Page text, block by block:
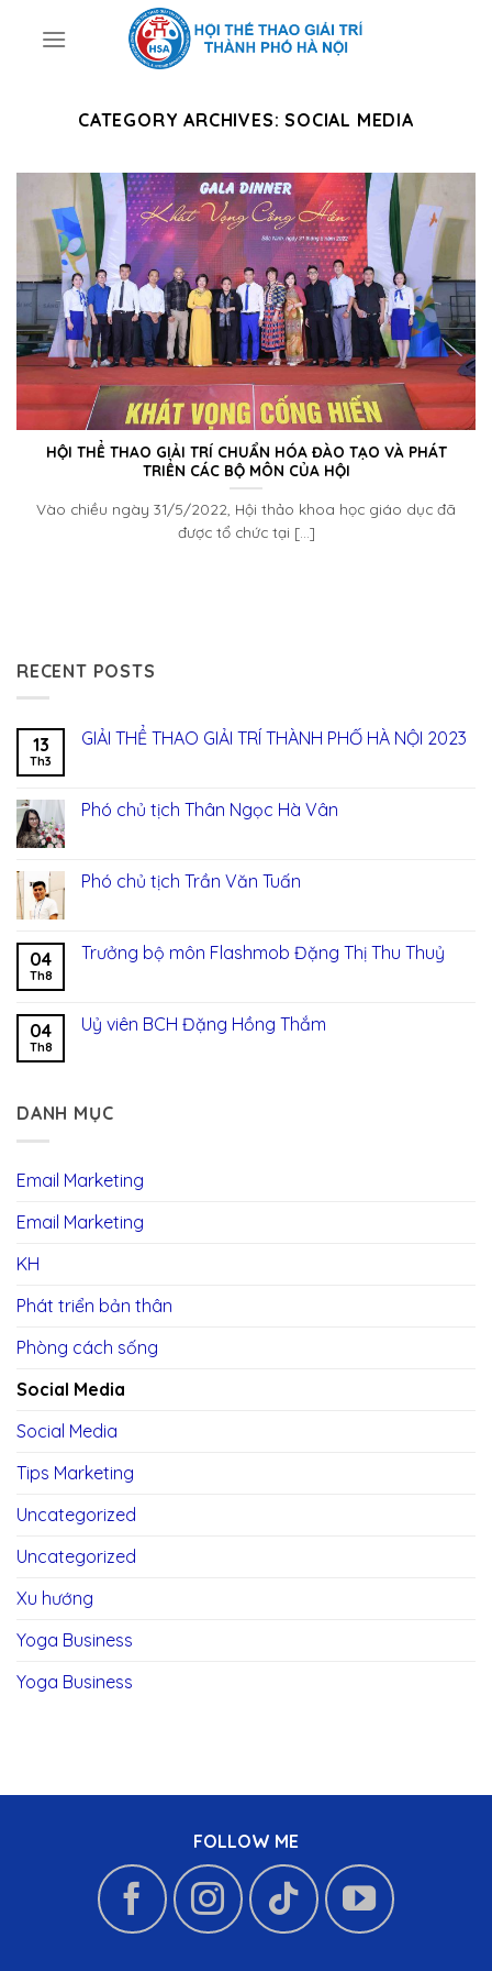
CATEGORY ARCHIVES:SOCIAL MEDIA
HỘI THỂ THAO GIẢI TRÍ CHUẨN HÓA ĐÀO TẠO VÀ PHÁT
TRIỂN CÁC BỘ MÔN CỦA HỘI
Vào chiều ngày 31/5/2022, Hội thảo khoa học giáo dục đã
được tổ chức tại [...]
RECENT POSTS
13
Th3
GIẢI THỂ THAO GIẢI TRÍ THÀNH PHỐ HÀ NỘI 2023
Phó chủ tịch Thân Ngọc Hà Vân
Phó chủ tịch Trần Văn Tuấn
04
Th8
Trưởng bộ môn Flashmob Đặng Thị Thu Thuỷ
04
Th8
Uỷ viên BCH Đặng Hồng Thắm
DANH MỤC
Email Marketing
Email Marketing
KH
Phát triển bản thân
Phòng cách sống
Social Media
Social Media
Tips Marketing
Uncategorized
Uncategorized
Xu hướng
Yoga Business
Yoga Business
FOLLOW ME